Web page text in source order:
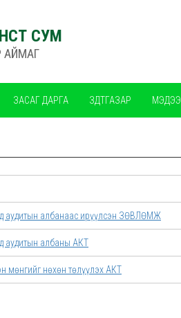
СУМ
АЙМАГ
ЗАСАГ ДАРГА ЗДТГАЗАР МЭДЭЭ
аудитын албанаас ирүүлсэн ЗӨВЛӨМЖ
аудитын албаны АКТ
мөнгийг нөхөн төлүүлэх АКТ